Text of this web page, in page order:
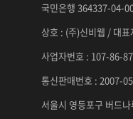
국민은행 364337-04-
상호 : (주)신비웹 / 대표
사업자번호 : 107-86-
통신판매번호 : 2007-
서울시 영등포구 버드